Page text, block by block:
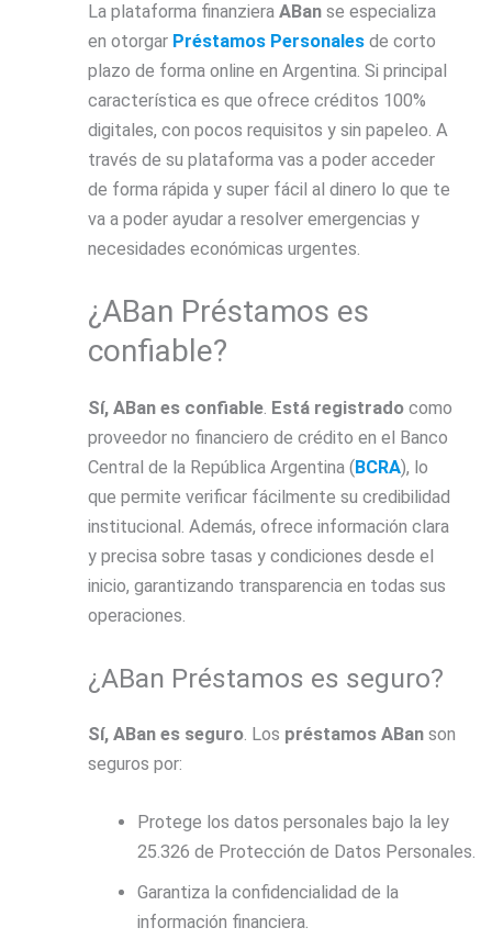
La plataforma finanziera ABanse especializa
en otorgar Préstamos Personalesde corto
plazo de forma online en Argentina. Si principal
característica es que ofrece créditos 100%
digitales, con pocos requisitos y sin papeleo. A
través de su plataforma vas a poder acceder
de forma rápida y super fácil al dinero lo que te
va a poder ayudar a resolver emergencias y
necesidades económicas urgentes.
¿ABan Préstamos es
confiable?
Sí, ABan es confiable. Está registradocomo
proveedor no financiero de crédito en el Banco
Central de la República Argentina ( BCRA), lo
que permite verificar fácilmente su credibilidad
institucional. Además, ofrece información clara
y precisa sobre tasas y condiciones desde el
inicio, garantizando transparencia en todas sus
operaciones.
¿ABan Préstamos es seguro?
Sí, ABan es seguro. Los préstamos ABanson
seguros por:
Protege los datos personales bajo la ley
25.326 de Protección de Datos Personales.
Garantiza la confidencialidad de la
información financiera.